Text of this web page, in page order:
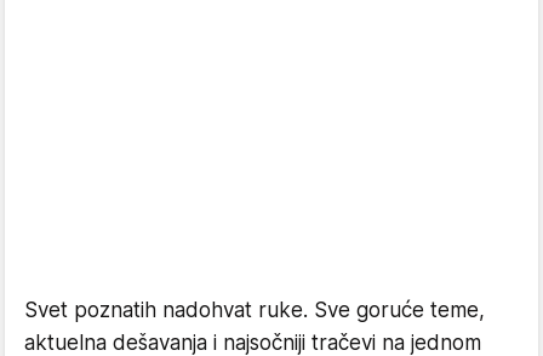
Svet poznatih nadohvat ruke. Sve goruće teme,
aktuelna dešavanja i najsočniji tračevi na jednom